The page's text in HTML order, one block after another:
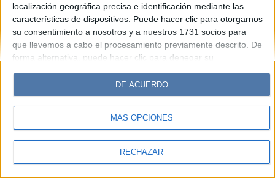
localización geográfica precisa e identificación mediante las
características de dispositivos. Puede hacer clic para otorgarnos
su consentimiento a nosotros y a nuestros 1731 socios para
que llevemos a cabo el procesamiento previamente descrito. De
forma alternativa, puede hacer clic para denegar su
cambiar sus preferencias antes de otorgar su consentimiento.
Tenga en cuenta que algún procesamiento de sus datos
personales puede no requerir de su consentimiento, pero usted
tiene el derecho de rechazar tal procesamiento. Sus
sus preferencias o retirar su consentimiento en cualquier
MÁS OPCIONES
RECHAZAR
DE ACUERDO